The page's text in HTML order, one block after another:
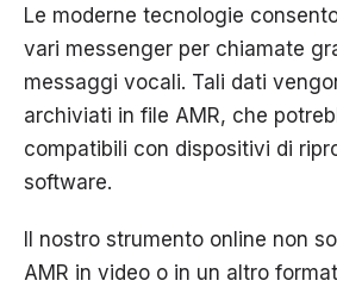
Le moderne tecnologie
vari messenger per chiamate
messaggi vocali. Tali dati
archiviati in file AMR, che
compatibili con dispositivi di
software.
Il nostro strumento online non
AMR in video o in un altro